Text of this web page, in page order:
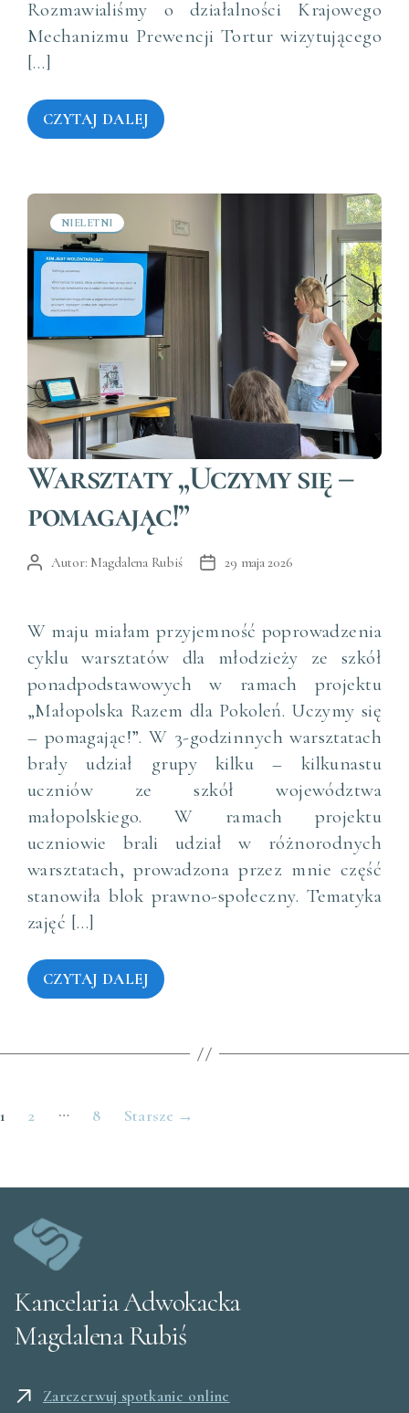
Rozmawialiśmy o działalności Krajowego
Mechanizmu Prewencji Tortur wizytującego
[…]
CZYTAJ DALEJ
Kategorie
NIELETNI
Warsztaty „Uczymy się –
pomagając!”
AutorAutor: Magdalena Rubiś
Data29 maja 2026
W maju miałam przyjemność poprowadzenia
cyklu warsztatów dla młodzieży ze szkół
ponadpodstawowych w ramach projektu
„Małopolska Razem dla Pokoleń. Uczymy się
– pomagając!”. W 3-godzinnych warsztatach
brały udział grupy kilku – kilkunastu
uczniów ze szkół województwa
małopolskiego. W ramach projektu
uczniowie brali udział w różnorodnych
warsztatach, prowadzona przez mnie część
stanowiła blok prawno-społeczny. Tematyka
zajęć […]
CZYTAJ DALEJ
Stronicowanie
1 2 … 8 Starsze →
Kancelaria Adwokacka
Magdalena Rubiś
Zarezerwuj spotkanie online